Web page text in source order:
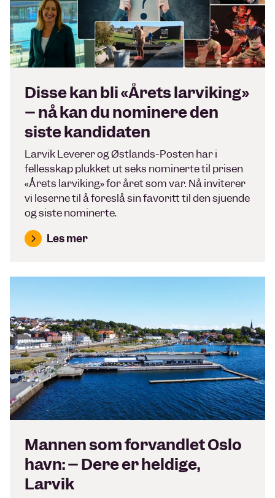
Disse kan bli «Årets larviking»
– nå kan du nominere den
siste kandidaten
Larvik Leverer og Østlands-Posten har i
fellesskap plukket ut seks nominerte til prisen
«Årets larviking» for året som var. Nå inviterer
vi leserne til å foreslå sin favoritt til den sjuende
og siste nominerte.
Les mer
Mannen som forvandlet Oslo
havn: – Dere er heldige,
Larvik